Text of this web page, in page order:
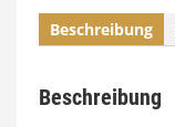
e
H
Beschreibung
Beschreibung